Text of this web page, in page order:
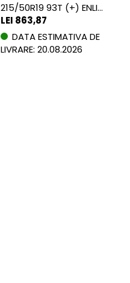
215/50R19 93T (+) ENLITEN
LEI 863,87
DATA ESTIMATIVA DE
LIVRARE: 20.08.2026